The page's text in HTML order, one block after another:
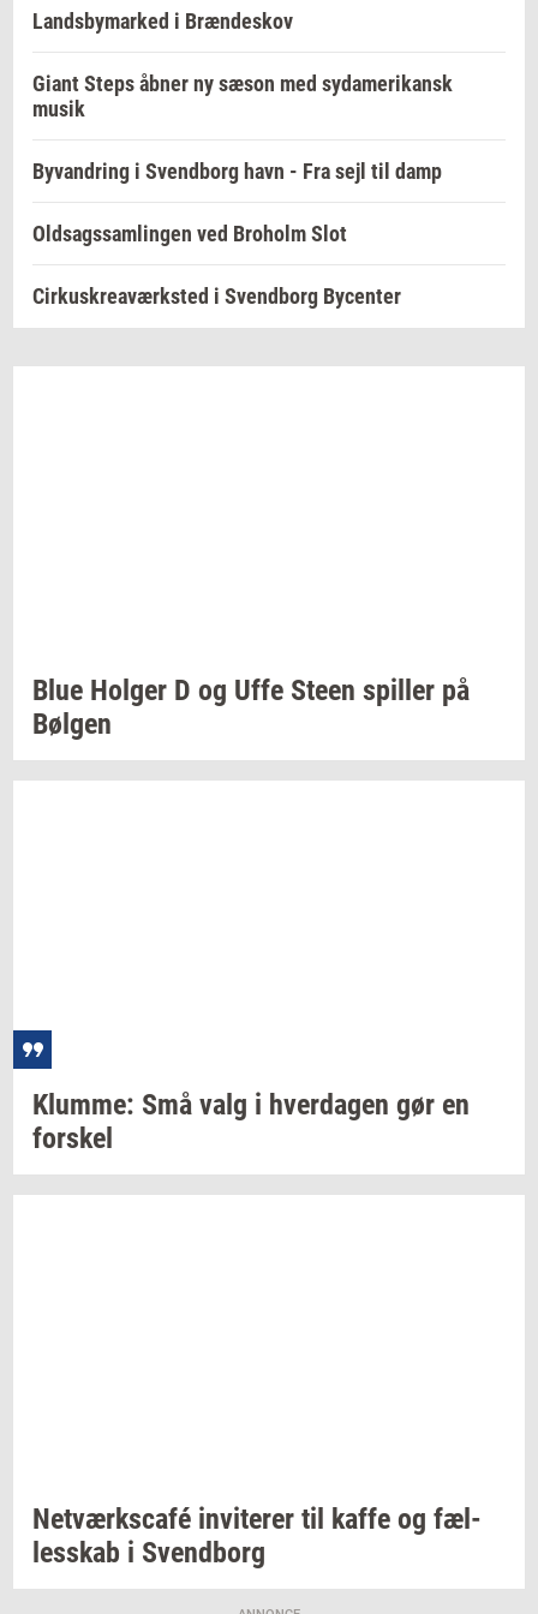
Landsbymarked i Brændeskov
Giant Steps åbner ny sæson med sydamerikansk
musik
Byvandring i Svendborg havn - Fra sejl til damp
Oldsagssamlingen ved Broholm Slot
Cirkuskreaværksted i Svendborg Bycenter
Blue Hol­ger D og Uffe Steen spil­ler på
Bøl­gen
Klum­me: Små valg i hver­da­gen gør en
for­skel
Netværkscafé in­vi­te­rer til kaffe og fæl­
les­skab i Svend­borg